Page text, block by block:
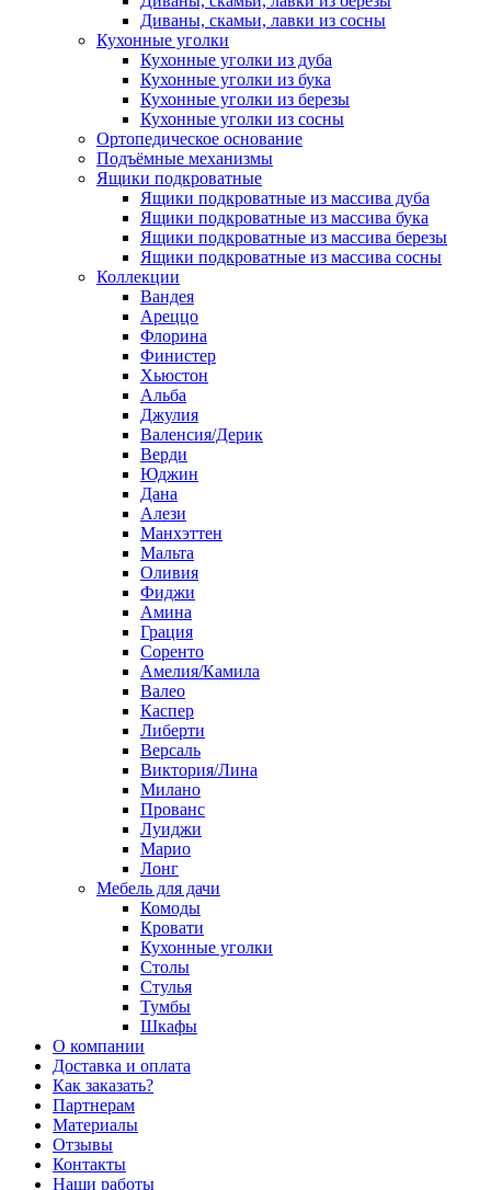
Диваны, скамьи, лавки из сосны
Кухонные уголки
Кухонные уголки из дуба
Кухонные уголки из бука
Кухонные уголки из березы
Кухонные уголки из сосны
Ортопедическое основание
Подъёмные механизмы
Ящики подкроватные
Ящики подкроватные из массива дуба
Ящики подкроватные из массива бука
Ящики подкроватные из массива березы
Ящики подкроватные из массива сосны
Коллекции
Вандея
Ареццо
Флорина
Финистер
Хьюстон
Альба
Джулия
Валенсия/Дерик
Верди
Юджин
Дана
Алези
Манхэттен
Мальта
Оливия
Фиджи
Амина
Грация
Соренто
Амелия/Камила
Валео
Каспер
Либерти
Версаль
Виктория/Лина
Милано
Прованс
Луиджи
Марио
Лонг
Мебель для дачи
Комоды
Кровати
Кухонные уголки
Столы
Стулья
Тумбы
Шкафы
О компании
Доставка и оплата
Как заказать?
Партнерам
Материалы
Отзывы
Контакты
Наши работы